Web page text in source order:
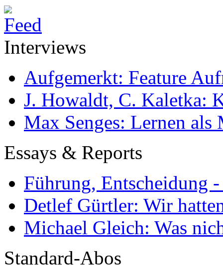
Interviews
Aufgemerkt: Feature
J. Howaldt, C. Kaletka:
Max Senges: Lernen als
Essays & Reports
Führung, Entscheidung
Detlef Gürtler: Wir
Michael Gleich: Was
Standard-Abos